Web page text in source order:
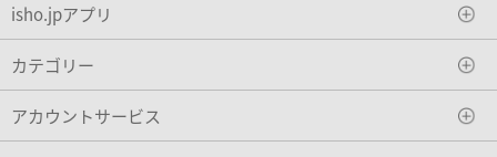
isho.jpアプリ
カテゴリー
アカウントサービス